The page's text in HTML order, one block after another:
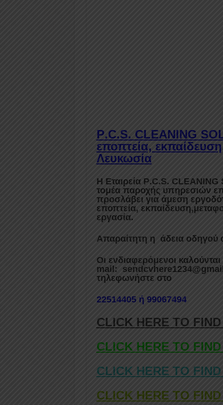
P.C.S. CLEANING
εποπτεία,
Λευκωσία
Η Εταιρεία P.C.S. CLEANING
τομέα παροχής υπηρεσιών
προσλάβει για άμεση
εποπτεία,
εργασία.
Απαραίτητη η άδεια οδηγού
Οι ενδιαφερόμενοι
mail:
τηλεφωνήστε στο
22514405 ή 99067494
CLICK HERE TO
CLICK HERE TO
CLICK HERE TO
CLICK HERE TO